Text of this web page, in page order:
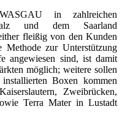
in zahlreichen
und dem Saarland
fleißig von den Kunden
Methode zur Unterstützung
angewiesen sind, ist damit
möglich; weitere sollen
Boxen kommen
Zweibrücken,
Terra Mater in Lustadt